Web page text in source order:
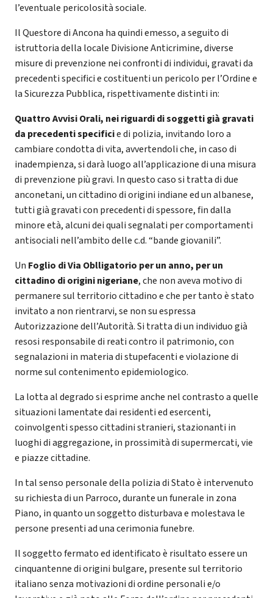
l’eventuale pericolosità sociale.
Il Questore di Ancona ha quindi emesso, a seguito di
istruttoria della locale Divisione Anticrimine, diverse
misure di prevenzione nei confronti di individui, gravati da
precedenti specifici e costituenti un pericolo per l’Ordine e
la Sicurezza Pubblica, rispettivamente distinti in:
Quattro Avvisi Orali, nei riguardi di soggetti già gravati
da precedenti specificie di polizia, invitando loro a
cambiare condotta di vita, avvertendoli che, in caso di
inadempienza, si darà luogo all’applicazione di una misura
di prevenzione più gravi. In questo caso si tratta di due
anconetani, un cittadino di origini indiane ed un albanese,
tutti già gravati con precedenti di spessore, fin dalla
minore età, alcuni dei quali segnalati per comportamenti
antisociali nell’ambito delle c.d. “bande giovanili”.
Un Foglio di Via Oblligatorio per un anno, per un
cittadino di origini nigeriane, che non aveva motivo di
permanere sul territorio cittadino e che per tanto è stato
invitato a non rientrarvi, se non su espressa
Autorizzazione dell’Autorità. Si tratta di un individuo già
resosi responsabile di reati contro il patrimonio, con
segnalazioni in materia di stupefacenti e violazione di
norme sul contenimento epidemiologico.
La lotta al degrado si esprime anche nel contrasto a quelle
situazioni lamentate dai residenti ed esercenti,
coinvolgenti spesso cittadini stranieri, stazionanti in
luoghi di aggregazione, in prossimità di supermercati, vie
e piazze cittadine.
In tal senso personale della polizia di Stato è intervenuto
su richiesta di un Parroco, durante un funerale in zona
Piano, in quanto un soggetto disturbava e molestava le
persone presenti ad una cerimonia funebre.
Il soggetto fermato ed identificato è risultato essere un
cinquantenne di origini bulgare, presente sul territorio
italiano senza motivazioni di ordine personali e/o